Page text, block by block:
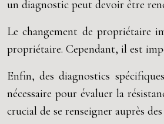
un diagnostic peut devoir être
Le changement de propriétaire
propriétaire. Cependant, il est
Enfin, des diagnostics
nécessaire pour évaluer la
crucial de se renseigner auprès